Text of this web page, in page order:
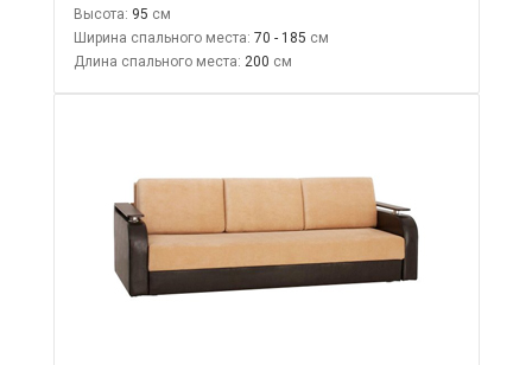
Высота: 95
Ширина спального места: 70 - 185
Длина спального места: 200